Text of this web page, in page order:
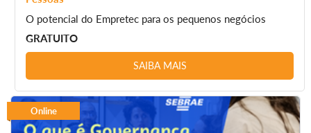
O potencial do Empretec para os pequenos negócios
GRATUITO
SAIBA MAIS
Online